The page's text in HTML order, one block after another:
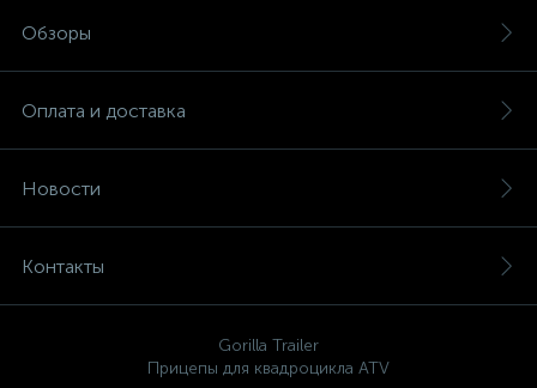
Обзоры
Оплата и доставка
Новости
Контакты
Gorilla Trailer
Прицепы для квадроцикла ATV